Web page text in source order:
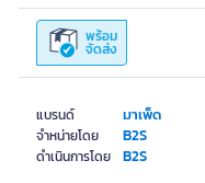
แบรนด์ มาเพ็ด
จำหน่ายโดย B2S
ดำเนินการโดย B2S
พร้อม
จัดส่ง